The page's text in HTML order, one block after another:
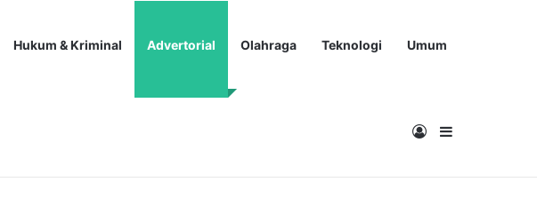
Hukum & Kriminal Advertorial Olahraga Teknologi Umum
MasukSidebar